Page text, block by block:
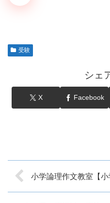
受験
シェ
X Facebook
小学論理作文教室【小